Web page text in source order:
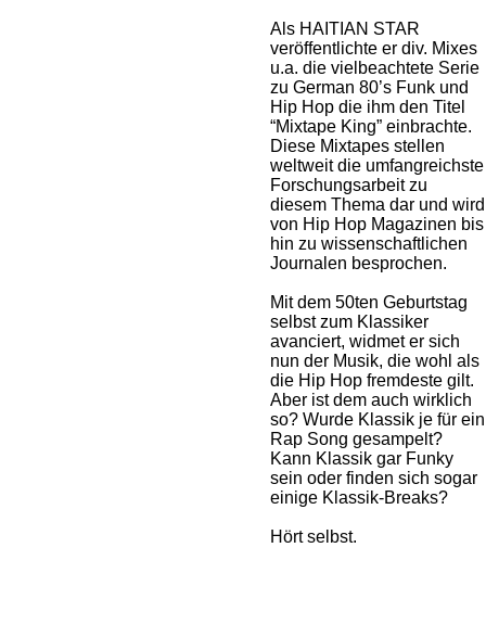
Als HAITIAN STAR
veröffentlichte er div. Mixes
u.a. die vielbeachtete Serie
zu German 80’s Funk und
Hip Hop die ihm den Titel
“Mixtape King” einbrachte.
Diese Mixtapes stellen
weltweit die umfangreichste
Forschungsarbeit zu
diesem Thema dar und wird
von Hip Hop Magazinen bis
hin zu wissenschaftlichen
Journalen besprochen.
Mit dem 50ten Geburtstag
selbst zum Klassiker
avanciert, widmet er sich
nun der Musik, die wohl als
die Hip Hop fremdeste gilt.
Aber ist dem auch wirklich
so? Wurde Klassik je für ein
Rap Song gesampelt?
Kann Klassik gar Funky
sein oder finden sich sogar
einige Klassik-Breaks?
Hört selbst.